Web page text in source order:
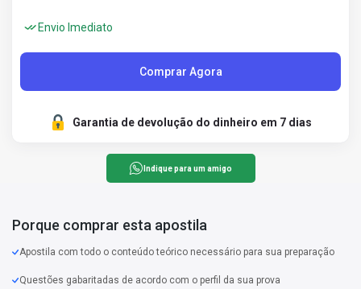
Envio Imediato
Comprar Agora
Garantia de devolução do dinheiro em 7 dias
Indique para um amigo
Porque comprar esta apostila
Apostila com todo o conteúdo teórico necessário para sua preparação
Questões gabaritadas de acordo com o perfil da sua prova